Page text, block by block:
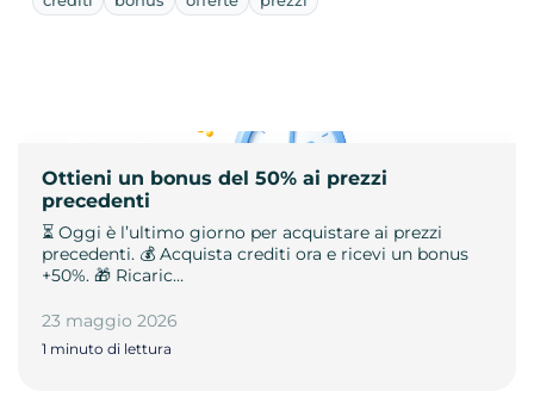
Ottieni un bonus del 50% ai prezzi
precedenti
⏳ Oggi è l’ultimo giorno per acquistare ai prezzi
precedenti. 💰 Acquista crediti ora e ricevi un bonus
+50%. 🎁 Ricaric…
23 maggio 2026
1 minuto di lettura